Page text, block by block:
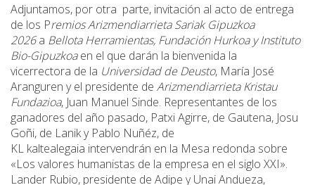
Adjuntamos, por otra parte, invitación al acto de entrega
de los Premios Arizmendiarrieta Sariak Gipuzkoa
2026a Bellota Herramientas, Fundación Hurkoa y Instituto
Bio-Gipuzkoaen el que darán la bienvenida la
vicerrectora de la Universidad de Deusto, María José
Aranguren y el presidente de Arizmendiarrieta Kristau
Fundazioa, Juan Manuel Sinde. Representantes de los
ganadores del año pasado, Patxi Agirre, de Gautena, Josu
Goñi, de Lanik y Pablo Nuñéz, de
KL kaltealegaia intervendrán en la Mesa redonda sobre
«Los valores humanistas de la empresa en el siglo XXI».
Lander Rubio, presidente de Adipe y Unai Andueza,